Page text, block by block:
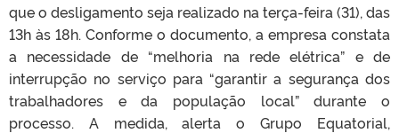
que o desligamento seja realizado na terça-feira (31), das
13h às 18h. Conforme o documento, a empresa constata
a necessidade de “melhoria na rede elétrica” e de
interrupção no serviço para “garantir a segurança dos
trabalhadores e da população local” durante o
processo. A medida, alerta o Grupo Equatorial,